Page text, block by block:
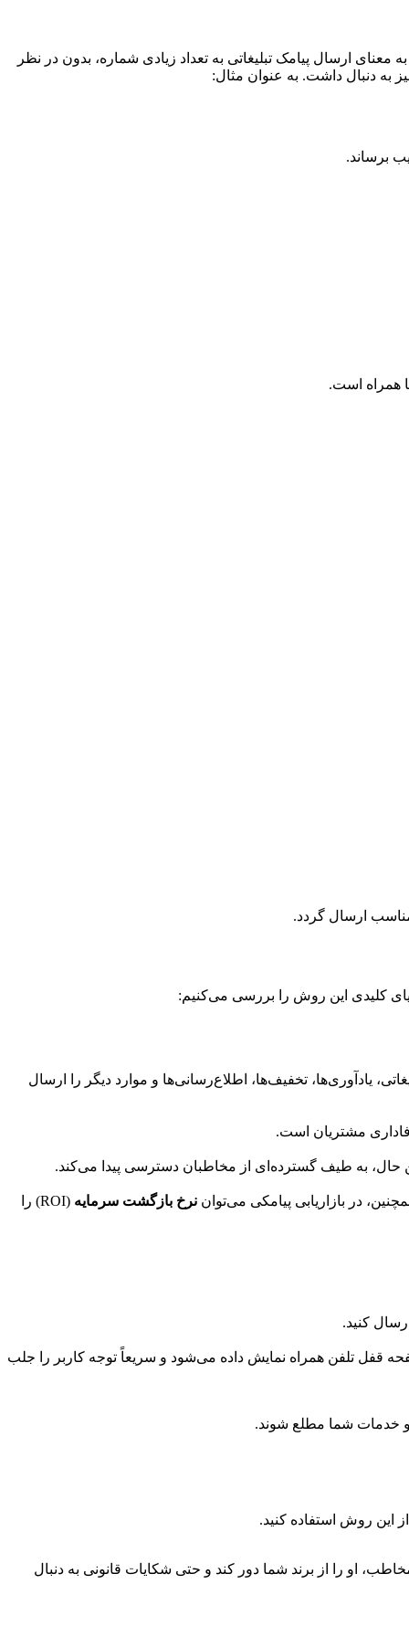
معنای ارسال پیامک تبلیغاتی به تعداد زیادی شماره، بدون در نظر
به دنبال داشت. به عنوان مثال:
برساند.
همراه است.
مناسب ارسال گردد.
کلیدی این روش را بررسی می‌کنیم:
یادآوری‌ها، تخفیف‌ها، اطلاع‌رسانی‌ها و موارد دیگر را ارسال
مشتریان است.
به طیف گسترده‌ای از مخاطبان دسترسی پیدا می‌کند.
نرخ بازگشت سرمایه (ROI) را
کنید.
قفل تلفن همراه نمایش داده می‌شود و سریعاً توجه کاربر را جلب
و خدمات شما مطلع شوند.
این روش استفاده کنید.
او را از برند شما دور کند و حتی شکایات قانونی به دنبال